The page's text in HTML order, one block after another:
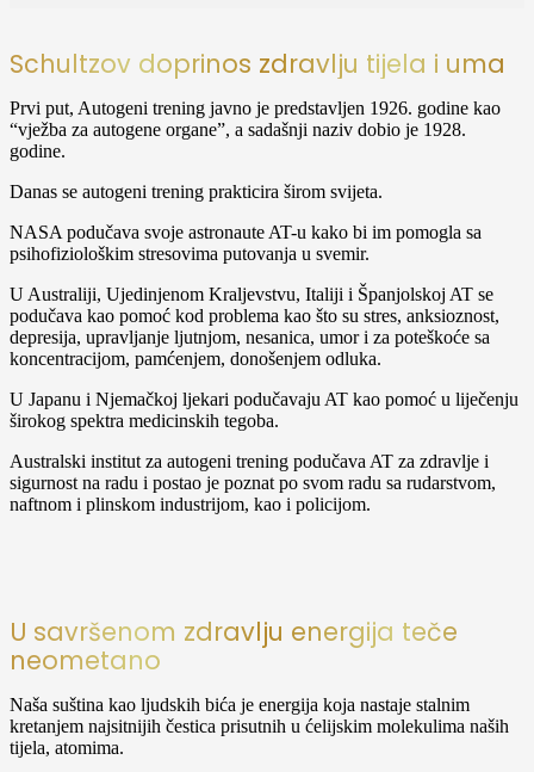
Schultzov doprinos zdravlju tijela i uma
Prvi put, Autogeni trening javno je predstavljen 1926. godine kao
“vježba za autogene organe”, a sadašnji naziv dobio je 1928.
godine.
Danas se autogeni trening prakticira širom svijeta.
NASA podučava svoje astronaute AT-u kako bi im pomogla sa
psihofiziološkim stresovima putovanja u svemir.
U Australiji, Ujedinjenom Kraljevstvu, Italiji i Španjolskoj AT se
podučava kao pomoć kod problema kao što su stres, anksioznost,
depresija, upravljanje ljutnjom, nesanica, umor i za poteškoće sa
koncentracijom, pamćenjem, donošenjem odluka.
U Japanu i Njemačkoj ljekari podučavaju AT kao pomoć u liječenju
širokog spektra medicinskih tegoba.
Australski institut za autogeni trening podučava AT za zdravlje i
sigurnost na radu i postao je poznat po svom radu sa rudarstvom,
naftnom i plinskom industrijom, kao i policijom.
U savršenom zdravlju energija teče
neometano
Naša suština kao ljudskih bića je energija koja nastaje stalnim
kretanjem najsitnijih čestica prisutnih u ćelijskim molekulima naših
tijela, atomima.